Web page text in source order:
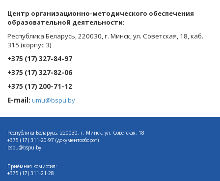
Центр организационно-методического обеспечения
образовательной деятельности:
Республика Беларусь, 220030, г. Минск, ул. Советская, 18, каб.
315 (корпус 3)
+375 (17) 327-84-97
+375 (17) 327-82-06
+375 (17) 200-71-12
E-mail: umu@bspu.by
Республика Беларусь, 220030, г. Минск, ул. Советская, 18
+375 (17) 311-20-97 (документооборот)
bspu@bspu.by
Приёмная комиссия:
+375 (17) 311-21-28